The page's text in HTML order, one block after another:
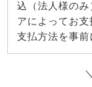
込（法人様の
アによってお
支払方法を事前
＼